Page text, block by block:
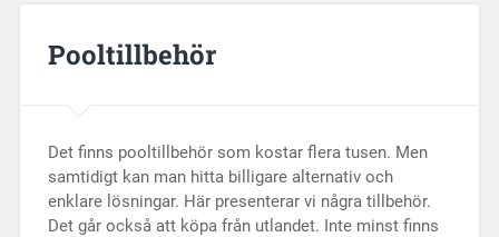
Pooltillbehör
Det finns pooltillbehör som kostar flera tusen. Men
samtidigt kan man hitta billigare alternativ och
enklare lösningar. Här presenterar vi några tillbehör.
Det går också att köpa från utlandet. Inte minst finns